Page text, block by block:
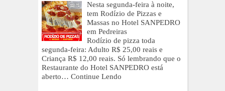
Nesta segunda-feira à noite,
tem Rodízio de Pizzas e
Massas no Hotel SANPEDRO
em Pedreiras
Rodízio de pizza toda
segunda-feira: Adulto R$ 25,00 reais e
Criança R$ 12,00 reais. Só lembrando que o
Restaurante do Hotel SANPEDRO está
aberto… Continue Lendo